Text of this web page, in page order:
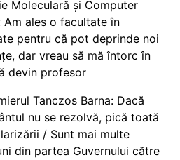
Moleculară și Computer
Am ales o facultate în
pentru că pot deprinde noi
dar vreau să mă întorc în
devin profesor
Tanczos Barna: Dacă
nu se rezolvă, pică toată
/ Sunt mai multe
din partea Guvernului către